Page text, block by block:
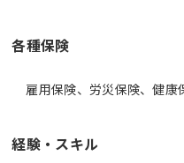
各種保険
雇用保険、労災保険、健康
経験・スキル